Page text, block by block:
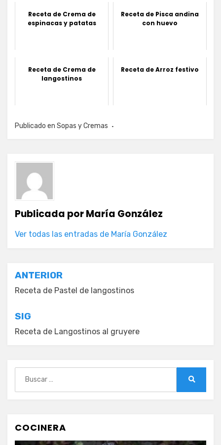
Receta de Crema de
espinacas y patatas
Receta de Pisca andina
con huevo
Receta de Crema de
langostinos
Receta de Arroz festivo
Publicado en Sopas y Cremas
Publicada porMaría González
Ver todas las entradas de María González
Navegación
de
entradas
ANTERIOR
Receta de Pastel de langostinos
SIG
Receta de Langostinos al gruyere
COCINERA